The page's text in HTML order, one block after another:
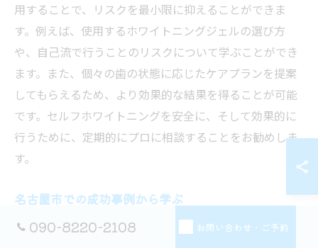
用することで、リスクを最小限に抑えることができま
す。例えば、使用するホワイトニングジェルの選び方
や、自己流で行うことのリスクについて学ぶことができ
ます。また、個々の歯の状態に応じたケアプランを提案
してもらえるため、より効果的な結果を得ることが可能
です。セルフホワイトニングを安全に、そして効果的に
行うために、定期的にプロに相談することをお勧めしま
す。
名古屋市での成功事例から学ぶ
名古屋市でのセルフホワイトニングの成功事例は、セル
090-8220-2108 お問い合わせ・ご予約